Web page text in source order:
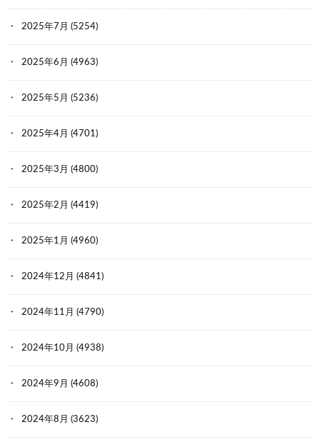
ダイソーの消しゴムは？
78:時代を越える名無しザウルス 2023/04/27(木) 23:33:34.44
ID:9yOTEla80
食うなよ……
80:時代を越える名無しザウルス 2023/04/27(木) 23:35:30.84
ID:6Q8XrUXG0
でもアイスあげたら喜んで食うんだろ？
81:時代を越える名無しザウルス 2023/04/27(木) 23:36:35.37
ID:28Y7KV9b0
というか、自主回収なんてするほど
製品に対して責任を持ってることが意外すぎる
82:時代を越える名無しザウルス
ID:n3bZB38S0
2025年7月 (5254)
2025年6月 (4963)
2025年5月 (5236)
2025年4月 (4701)
2025年3月 (4800)
2025年2月 (4419)
2025年1月 (4960)
2024年12月 (4841)
2024年11月 (4790)
2024年10月 (4938)
2024年9月 (4608)
2024年8月 (3623)